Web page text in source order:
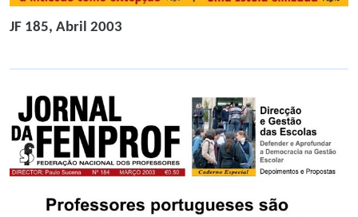
JF 185, Abril 2003